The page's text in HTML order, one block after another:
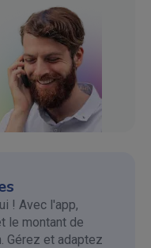
! Avec l'app,
le montant de
Gérez et adaptez